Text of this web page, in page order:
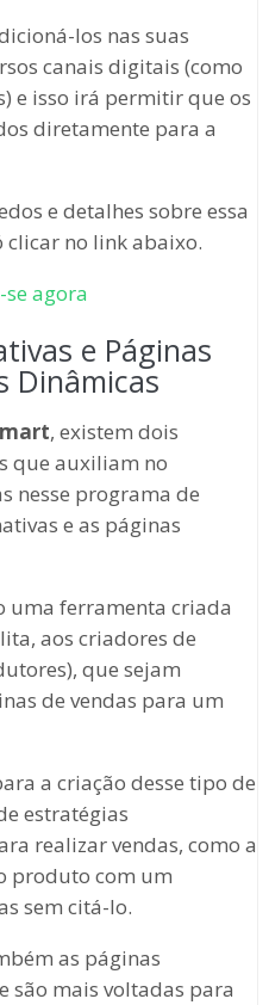
los nas suas
canais digitais (como
e isso irá permitir que os
diretamente para a
e detalhes sobre essa
no link abaixo.
agora
e Páginas
Dinâmicas
, existem dois
que auxiliam no
nesse programa de
e as páginas
uma ferramenta criada
aos criadores de
que sejam
de vendas para um
a criação desse tipo de
estratégias
realizar vendas, como a
produto com um
sem citá-lo.
as páginas
são mais voltadas para